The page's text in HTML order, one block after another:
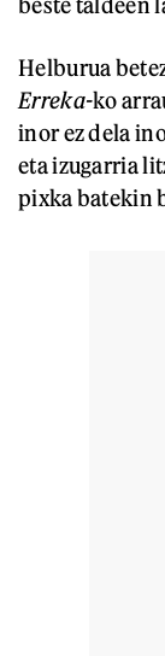
Helburua
Erreka-ko
inor ez dela
eta izugarria
pixka batekin